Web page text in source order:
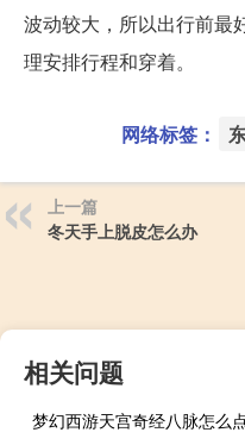
波动较大，所以出行前最
理安排行程和穿着。
网络标签：
上一篇
冬天手上脱皮怎么办
相关问题
梦幻西游天宫奇经八脉怎么